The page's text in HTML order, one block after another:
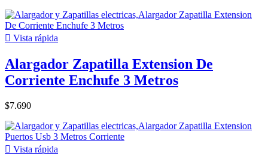
 Vista rápida
Alargador Zapatilla Extension De
Corriente Enchufe 3 Metros
$7.690
 Vista rápida